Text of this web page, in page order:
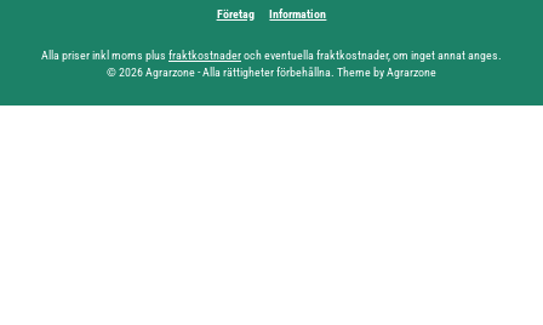
Företag Information
Alla priser inkl moms plus fraktkostnaderoch eventuella fraktkostnader, om inget annat anges.
© 2026 Agrarzone - Alla rättigheter förbehållna. Theme by Agrarzone